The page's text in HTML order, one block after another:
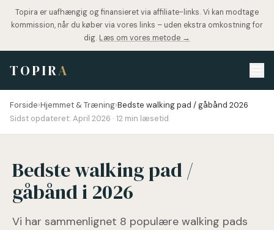
Topira er uafhængig og finansieret via affiliate-links. Vi kan modtage
kommission, når du køber via vores links – uden ekstra omkostning for
dig. Læs om vores metode →
TOPIRA
Forside›Hjemmet & Træning›Bedste walking pad / gåbånd 2026
Sidst opdateret: April 2026 · 12 min læsetid
Bedste walking pad /
gåbånd i 2026
Vi har sammenlignet 8 populære walking pads